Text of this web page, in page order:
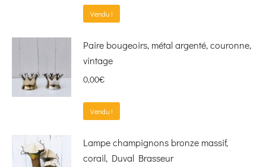
Vendu !
Paire bougeoirs, métal argenté, couronne,
vintage
0,00€
Vendu !
Lampe champignons bronze massif,
corail, Duval Brasseur